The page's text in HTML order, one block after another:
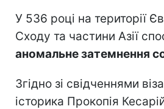
У 536 році на території
Сходу та частини Азії
аномальне затемнення
Згідно зі свідченнями
історика Прокопія